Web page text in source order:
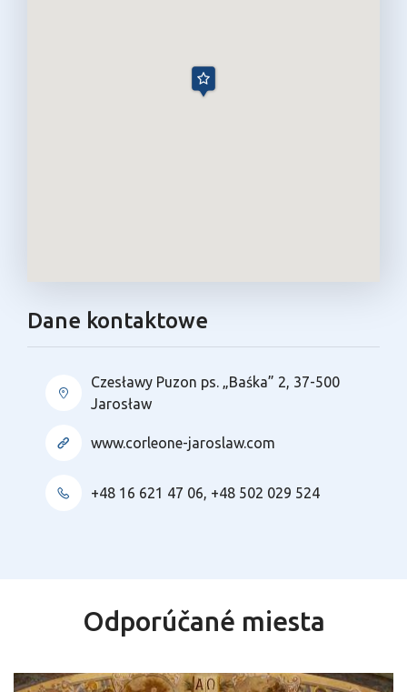
Dane kontaktowe
Czesławy Puzon ps. „Baśka” 2, 37-500
Jarosław
www.corleone-jaroslaw.com
+48 16 621 47 06, +48 502 029 524
Odporúčané miesta